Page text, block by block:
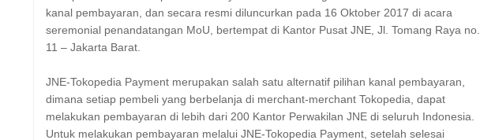
kanal pembayaran, dan secara resmi diluncurkan pada 16 Oktober 2017 di acara
seremonial penandatangan MoU, bertempat di Kantor Pusat JNE, Jl. Tomang Raya no.
11 – Jakarta Barat.
JNE-Tokopedia Payment merupakan salah satu alternatif pilihan kanal pembayaran,
dimana setiap pembeli yang berbelanja di merchant-merchant Tokopedia, dapat
melakukan pembayaran di lebih dari 200 Kantor Perwakilan JNE di seluruh Indonesia.
Untuk melakukan pembayaran melalui JNE-Tokopedia Payment, setelah selesai